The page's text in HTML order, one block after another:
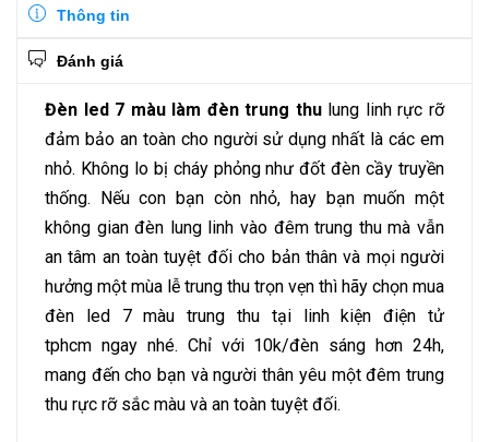
Thông tin
Đánh giá
Đèn led 7 màu làm đèn trung thulung linh rực rỡ
đảm bảo an toàn cho người sử dụng nhất là các em
nhỏ. Không lo bị cháy phỏng như đốt đèn cầy truyền
thống. Nếu con bạn còn nhỏ, hay bạn muốn một
không gian đèn lung linh vào đêm trung thu mà vẫn
an tâm an toàn tuyệt đối cho bản thân và mọi người
hưởng một mùa lễ trung thu trọn vẹn thì hãy chọn mua
đèn led 7 màu trung thu tại linh kiện điện tử
tphcm ngay nhé. Chỉ với 10k/đèn sáng hơn 24h,
mang đến cho bạn và người thân yêu một đêm trung
thu rực rỡ sắc màu và an toàn tuyệt đối.